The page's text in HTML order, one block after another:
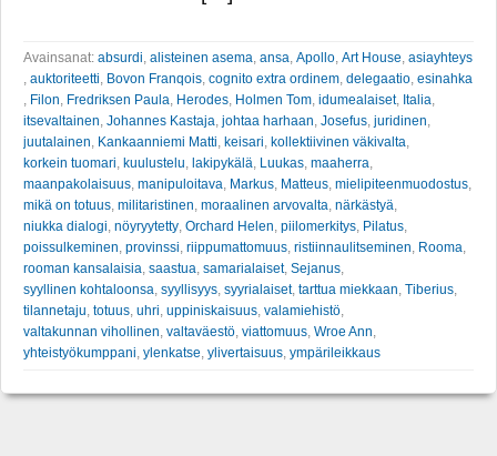
Avainsanat: absurdi, alisteinen asema, ansa, Apollo, Art House, asiayhteys
, auktoriteetti, Bovon Franqois, cognito extra ordinem, delegaatio, esinahka
, Filon, Fredriksen Paula, Herodes, Holmen Tom, idumealaiset, Italia,
itsevaltainen, Johannes Kastaja, johtaa harhaan, Josefus, juridinen,
juutalainen, Kankaanniemi Matti, keisari, kollektiivinen väkivalta,
korkein tuomari, kuulustelu, lakipykälä, Luukas, maaherra,
maanpakolaisuus, manipuloitava, Markus, Matteus, mielipiteenmuodostus,
mikä on totuus, militaristinen, moraalinen arvovalta, närkästyä,
niukka dialogi, nöyryytetty, Orchard Helen, piilomerkitys, Pilatus,
poissulkeminen, provinssi, riippumattomuus, ristiinnaulitseminen, Rooma,
rooman kansalaisia, saastua, samarialaiset, Sejanus,
syyllinen kohtaloonsa, syyllisyys, syyrialaiset, tarttua miekkaan, Tiberius,
tilannetaju, totuus, uhri, uppiniskaisuus, valamiehistö,
valtakunnan vihollinen, valtaväestö, viattomuus, Wroe Ann,
yhteistyökumppani, ylenkatse, ylivertaisuus, ympärileikkaus